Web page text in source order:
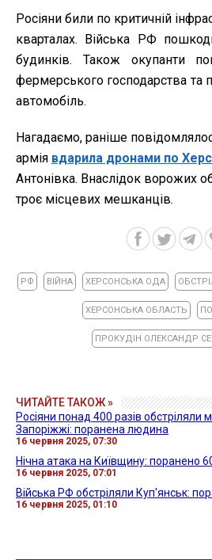
Росіяни били по критичній
кварталах. Війська РФ
будинків. Також окупанти
фермерського господарства та
автомобіль.
Нагадаємо, раніше
армія вдарила дронами по
Антонівка. Внаслідок ворожих
троє місцевих мешканців.
РФ ВІЙНА ХЕРСОНСЬКА ОДА
ХЕРСОНСЬКА ОБЛАСТЬ
ПРОКУДІН ОЛЕКСАНДР
ЧИТАЙТЕ ТАКОЖ »
Росіяни понад 400 разів обстріляли
Запоріжжі: поранена людина
16 червня 2025, 07:30
Нічна атака на Київщину: поранено
16 червня 2025, 07:01
Війська РФ обстріляли Куп'янськ:
16 червня 2025, 01:10